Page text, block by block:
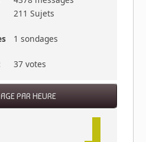
211 Sujets
1 sondages
37 votes
PAR HEURE